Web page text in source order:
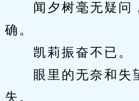
闻夕树毫无疑问
确。
凯莉振奋不已。
眼里的无奈和失
失。